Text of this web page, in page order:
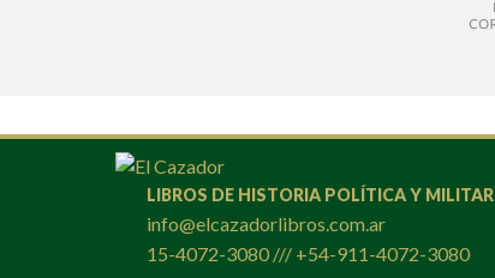
LIBROS DE HISTORIA POLÍTICA Y MILITAR
info@elcazadorlibros.com.ar
15-4072-3080 /// +54-911-4072-3080